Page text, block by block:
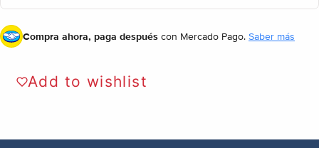
Compra ahora, paga después con Mercado Pago. Saber más
Add to wishlist